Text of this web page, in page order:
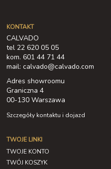
KONTAKT
CALVADO
tel 22 620 05 05
kom. 601 44 71 44
mail: calvado@calvado.com
Adres showroomu
Graniczna 4
00-130 Warszawa
Szczegóły kontaktu i dojazd
TWOJE LINKI
TWOJE KONTO
TWÓJ KOSZYK